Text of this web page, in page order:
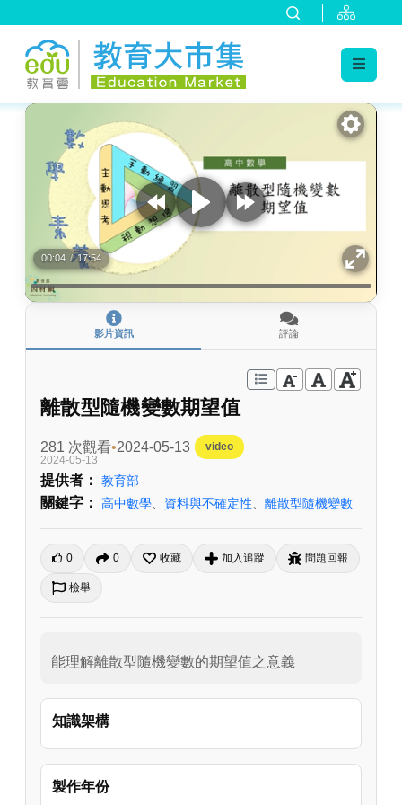
:::
00:04 / 17:54
影片資訊 評論
離散型隨機變數期望值
281 次觀看 2024-05-13
video
2024-05-13
提供者： 教育部
關鍵字： 高中數學 資料與不確定性 離散型隨機變數
0 0 收藏 加入追蹤 問題回報
檢舉
能理解離散型隨機變數的期望值之意義
知識架構
製作年份